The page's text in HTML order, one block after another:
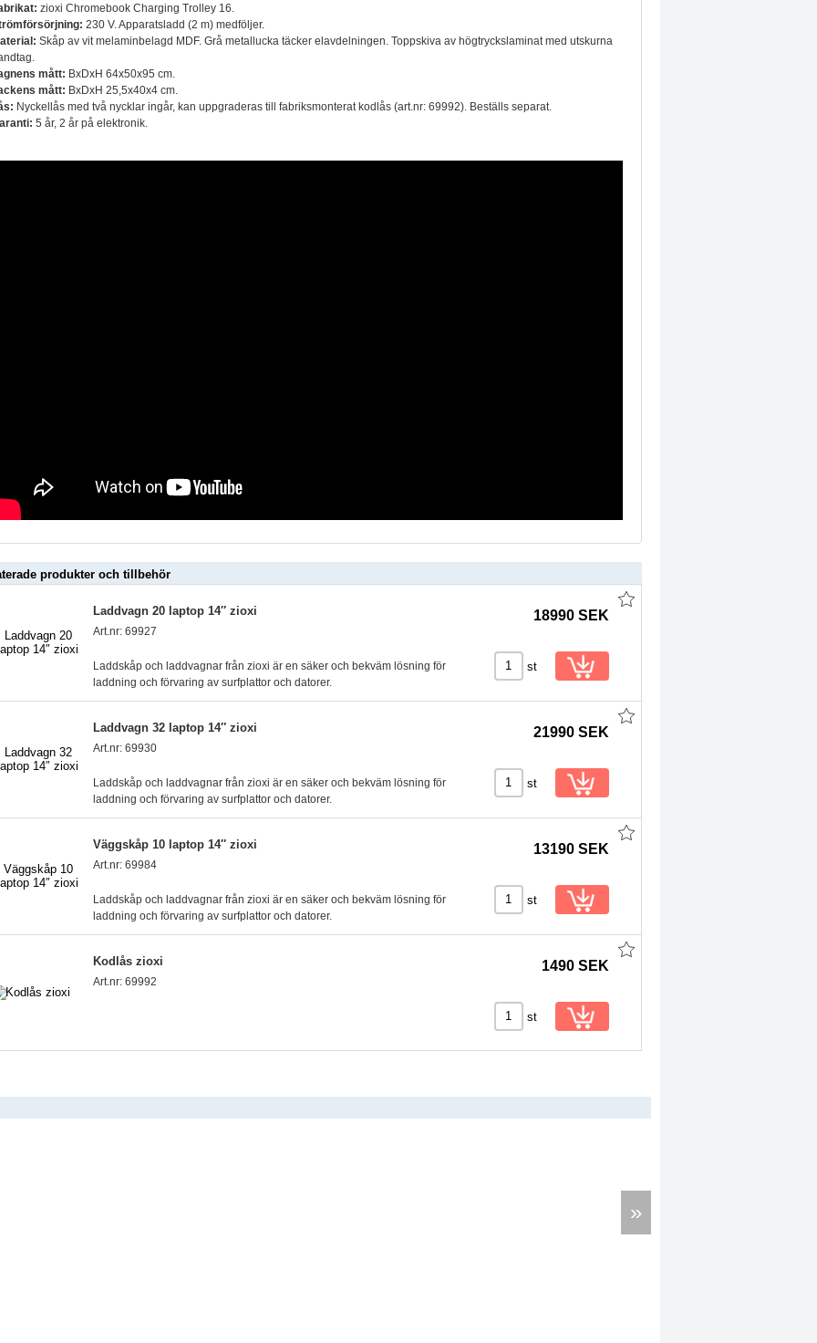
zioxi Chromebook Charging Trolley 16.
230 V. Apparatsladd (2 m) medföljer.
Skåp av vit melaminbelagd MDF. Grå metallucka täcker elavdelningen. Toppskiva av högtryckslaminat med utskurna
mått: BxDxH 64x50x95 cm.
mått: BxDxH 25,5x40x4 cm.
Nyckellås med två nycklar ingår, kan uppgraderas till fabriksmonterat kodlås (art.nr: 69992). Beställs separat.
5 år, 2 år på elektronik.
produkter och tillbehör
Laddvagn 20 laptop 14″ zioxi
Art.nr: 69927
Laddskåp och laddvagnar från zioxi är en säker och bekväm lösning för
laddning och förvaring av surfplattor och datorer.
18990 SEK
st
Laddvagn 32 laptop 14″ zioxi
Art.nr: 69930
Laddskåp och laddvagnar från zioxi är en säker och bekväm lösning för
laddning och förvaring av surfplattor och datorer.
21990 SEK
st
Väggskåp 10 laptop 14″ zioxi
Art.nr: 69984
Laddskåp och laddvagnar från zioxi är en säker och bekväm lösning för
laddning och förvaring av surfplattor och datorer.
13190 SEK
st
Kodlås zioxi
Art.nr: 69992
1490 SEK
st
»